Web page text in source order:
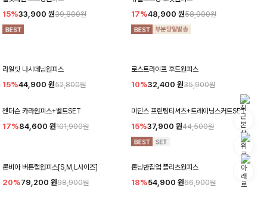
15%33,900 원39,800원 17%48,900 원58,900원
라일딧 나시데님원피스
15%44,900 원52,800원
로스트라이프 후드원피스
10%32,400 원35,900원
젠더슨 카라원피스+벨트SET
17%84,600 원101,900원
미딘스 프린팅티셔츠+트레이닝스커트SET
15%37,900 원44,500원
론비아 버튼랩원피스[S,M,L사이즈]
20%79,200 원98,900원
론닝반집업 플리츠원피스
18%54,900 원66,900원